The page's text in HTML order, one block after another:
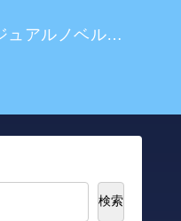
ビジュアルノベル系 アニメ
検索